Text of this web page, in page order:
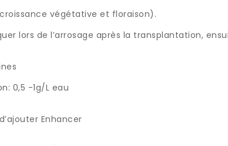
végétative et floraison).
lors de l’arrosage après la transplantation,
0,5 -1g/L eau
Enhancer